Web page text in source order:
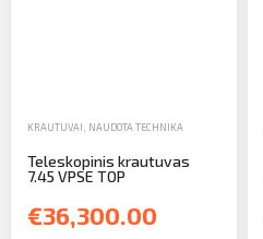
KRAUTUVAI NAUDOTA TECHNIKA
Teleskopinis krautuvas
7.45 VPSE TOP
€36,300.00